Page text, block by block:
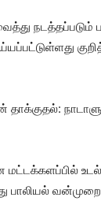
நடத்தப்படும்